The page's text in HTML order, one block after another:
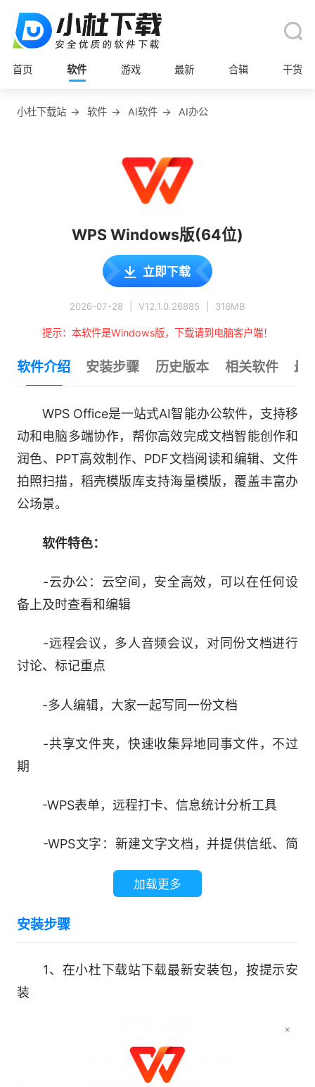
首页 软件 游戏 最新 合辑 干货
小杜下载站 → 软件 → AI软件 → AI办公
WPS Windows版(64位)
立即下载
2026-07-28 V12.1.0.26885 316MB
提示：本软件是Windows版，下载请到电脑客户端！
软件介绍 安装步骤 历史版本 相关软件 最
WPS Office是一站式AI智能办公软件，支持移
动和电脑多端协作，帮你高效完成文档智能创作和
润色、PPT高效制作、PDF文档阅读和编辑、文件
拍照扫描，稻壳模版库支持海量模版，覆盖丰富办
公场景。
软件特色：
-云办公：云空间，安全高效，可以在任何设
备上及时查看和编辑
-远程会议，多人音频会议，对同份文档进行
讨论、标记重点
-多人编辑，大家一起写同一份文档
-共享文件夹，快速收集异地同事文件，不过
期
-WPS表单，远程打卡、信息统计分析工具
-WPS文字：新建文字文档，并提供信纸、简
历、合同等模板-打开26种文字格式文档，包括加
-支持智能排版，文字段落、对象属性设置，
-支持语音朗读，将文字转化为声音信息
-WPS AI：AI帮我写文档、AI生成PPT、AI数
据助手、AI阅读助手等AI能力，让WPS AI为你提
供更加智能、高效的办公体验。
加载更多
安装步骤
1、在小杜下载站下载最新安装包，按提示安
装